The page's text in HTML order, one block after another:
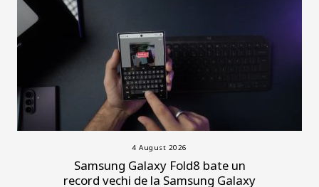
4 August 2026
Samsung Galaxy Fold8 bate un
record vechi de la Samsung Galaxy